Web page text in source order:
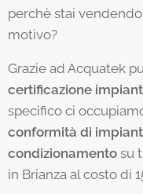
perchè stai
motivo?
Grazie ad Acquatek
certificazione
specifico ci
conformità di
condizionamento su
in Brianza al costo di